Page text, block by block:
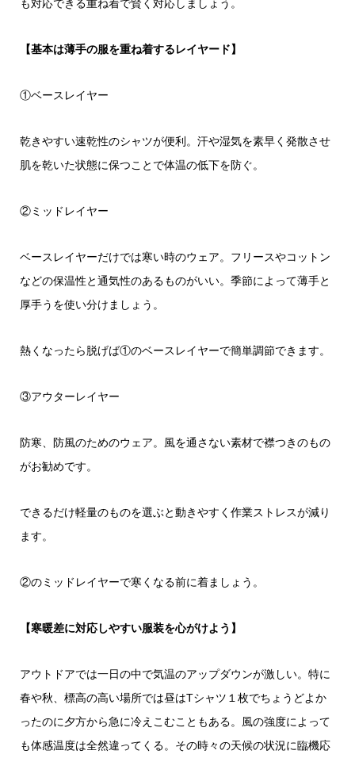
も対応できる重ね着で賢く対応しましょう。
【基本は薄手の服を重ね着するレイヤード】
①ベースレイヤー
乾きやすい速乾性のシャツが便利。汗や湿気を素早く発散させ
肌を乾いた状態に保つことで体温の低下を防ぐ。
②ミッドレイヤー
ベースレイヤーだけでは寒い時のウェア。フリースやコットン
などの保温性と通気性のあるものがいい。季節によって薄手と
厚手うを使い分けましょう。
熱くなったら脱げば①のベースレイヤーで簡単調節できます。
③アウターレイヤー
防寒、防風のためのウェア。風を通さない素材で襟つきのもの
がお勧めです。
できるだけ軽量のものを選ぶと動きやすく作業ストレスが減り
ます。
②のミッドレイヤーで寒くなる前に着ましょう。
【寒暖差に対応しやすい服装を心がけよう】
アウトドアでは一日の中で気温のアップダウンが激しい。特に
春や秋、標高の高い場所では昼はTシャツ１枚でちょうどよか
ったのに夕方から急に冷えこむこともある。風の強度によって
も体感温度は全然違ってくる。その時々の天候の状況に臨機応